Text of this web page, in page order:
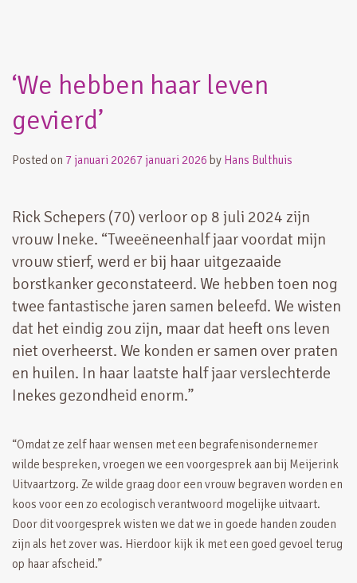
‘We hebben haar leven
gevierd’
Posted on 7 januari 20267 januari 2026 by Hans Bulthuis
Rick Schepers (70) verloor op 8 juli 2024 zijn
vrouw Ineke. “Tweeëneenhalf jaar voordat mijn
vrouw stierf, werd er bij haar uitgezaaide
borstkanker geconstateerd. We hebben toen nog
twee fantastische jaren samen beleefd. We wisten
dat het eindig zou zijn, maar dat heeft ons leven
niet overheerst. We konden er samen over praten
en huilen. In haar laatste half jaar verslechterde
Inekes gezondheid enorm.”
“Omdat ze zelf haar wensen met een begrafenisondernemer
wilde bespreken, vroegen we een voorgesprek aan bij Meijerink
Uitvaartzorg. Ze wilde graag door een vrouw begraven worden en
koos voor een zo ecologisch verantwoord mogelijke uitvaart.
Door dit voorgesprek wisten we dat we in goede handen zouden
zijn als het zover was. Hierdoor kijk ik met een goed gevoel terug
op haar afscheid.”